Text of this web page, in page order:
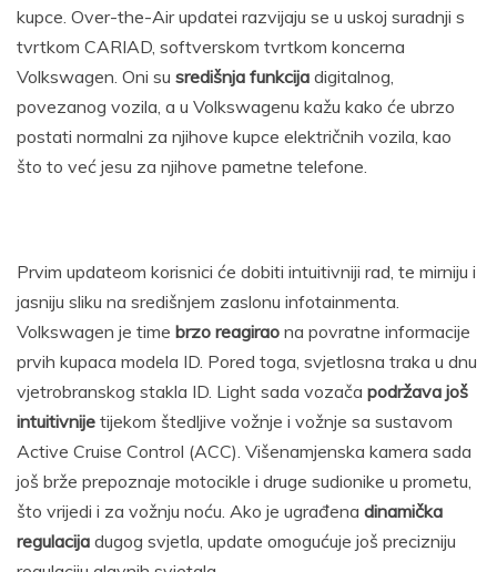
kupce. Over-the-Air updatei razvijaju se u uskoj suradnji s
tvrtkom CARIAD, softverskom tvrtkom koncerna
Volkswagen. Oni su središnja funkcija digitalnog,
povezanog vozila, a u Volkswagenu kažu kako će ubrzo
postati normalni za njihove kupce električnih vozila, kao
što to već jesu za njihove pametne telefone.
Prvim updateom korisnici će dobiti intuitivniji rad, te mirniju i
jasniju sliku na središnjem zaslonu infotainmenta.
Volkswagen je time brzo reagirao na povratne informacije
prvih kupaca modela ID. Pored toga, svjetlosna traka u dnu
vjetrobranskog stakla ID. Light sada vozača podržava još
intuitivnije tijekom štedljive vožnje i vožnje sa sustavom
Active Cruise Control (ACC). Višenamjenska kamera sada
još brže prepoznaje motocikle i druge sudionike u prometu,
što vrijedi i za vožnju noću. Ako je ugrađena dinamička
regulacija dugog svjetla, update omogućuje još precizniju